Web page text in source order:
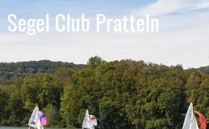
Segel Club Pratteln